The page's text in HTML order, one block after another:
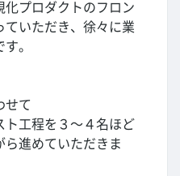
化プロダクトのフロン
ていただき、徐々に業
。
せて
ト工程を３～４名ほど
ら進めていただきま